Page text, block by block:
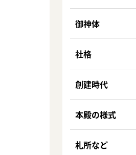
御神体
社格
創建時代
本殿の様式
札所など